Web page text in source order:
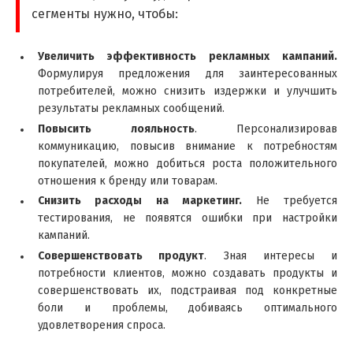
сегменты нужно, чтобы:
Увеличить эффективность рекламных кампаний.
Формулируя предложения для заинтересованных
потребителей, можно снизить издержки и улучшить
результаты рекламных сообщений.
Повысить лояльность. Персонализировав
коммуникацию, повысив внимание к потребностям
покупателей, можно добиться роста положительного
отношения к бренду или товарам.
Снизить расходы на маркетинг.
Не требуется
тестирования, не появятся ошибки при настройки
кампаний.
Совершенствовать продукт. Зная интересы и
потребности клиентов, можно создавать продукты и
совершенствовать их, подстраивая под конкретные
боли и проблемы, добиваясь оптимального
удовлетворения спроса.